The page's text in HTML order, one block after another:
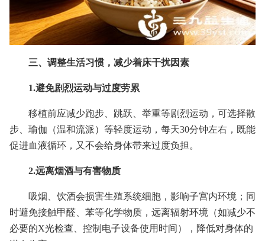
三、调整生活习惯，减少着床干扰因素
1.避免剧烈运动与过度劳累
移植前应减少跑步、跳跃、举重等剧烈运动，可选择散
步、瑜伽（温和流派）等轻度运动，每天30分钟左右，既能
促进血液循环，又不会给身体带来过度负担。
2.远离烟酒与有害物质
吸烟、饮酒会损害生殖系统细胞，影响子宫内环境；同
时避免接触甲醛、苯等化学物质，远离辐射环境（如减少不
必要的X光检查、控制电子设备使用时间），降低对身体的